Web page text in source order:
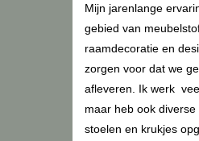
Mijn jarenlange
gebied van
raamdecoratie en
zorgen voor dat we
afleveren. Ik werk
maar heb ook diverse
stoelen en krukjes